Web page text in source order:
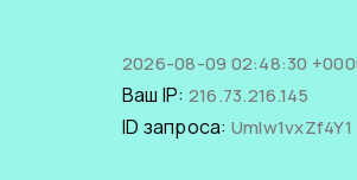
2026-08-09 02:48:30
Ваш IP: 216.73.216.145
ID запроса: UmIw1vxZf4Y1